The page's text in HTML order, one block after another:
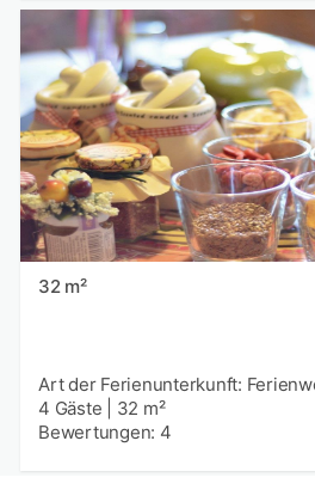
32 m²
Art der Ferienunterkunft:
4 Gäste
32 m²
Bewertungen: 4